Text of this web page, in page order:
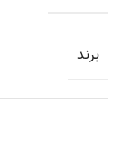
برند